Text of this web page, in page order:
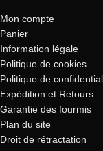
Mon compte
Panier
Information légale
Politique de cookies
Politique de
Expédition et Retours
Garantie des fourmis
Plan du site
Droit de rétractation